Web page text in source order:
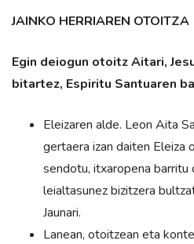
JAINKO HERRIAREN OTOITZA
Egin deiogun otoitz Aitari,
bitartez, Espiritu Santuaren
Eleizaren alde. Leon Aita
gertaera izan daiten Eleiza
sendotu, itxaropena barritu
leialtasunez bizitzera
Jaunari.
Lanean, otoitzean eta